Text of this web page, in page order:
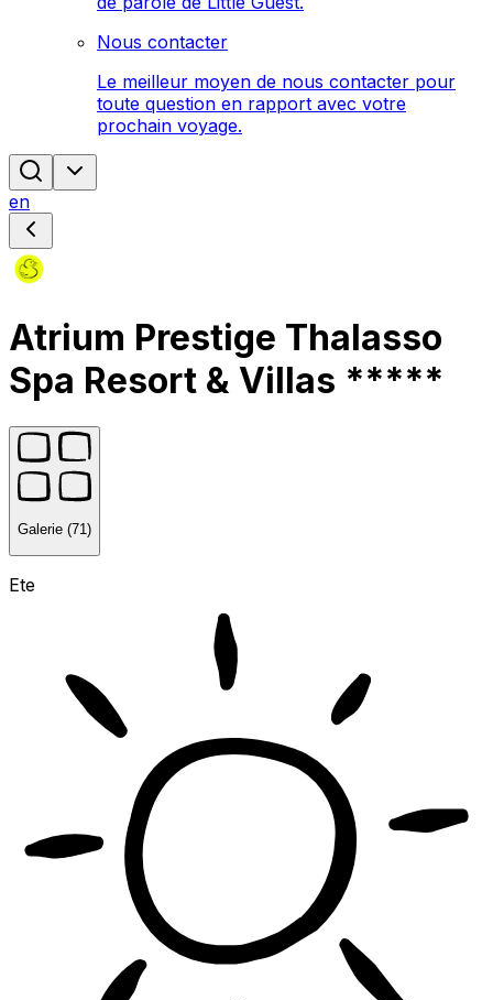
Nous contacter
Le meilleur moyen de nous contacter pour
toute question en rapport avec votre
prochain voyage.
en
Atrium Prestige Thalasso
Spa Resort & Villas *****
Galerie (71)
Ete